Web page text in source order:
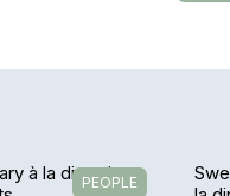
PEOPLE
à la direction